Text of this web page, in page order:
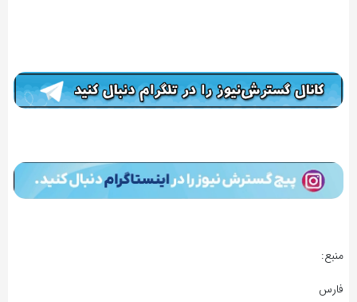
منبع:
فارس